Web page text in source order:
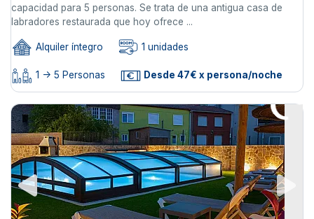
capacidad para 5 personas. Se trata de una antigua casa de
labradores restaurada que hoy ofrece ...
Alquiler íntegro 1 unidades
1 -> 5 Personas Desde 47€ x persona/noche